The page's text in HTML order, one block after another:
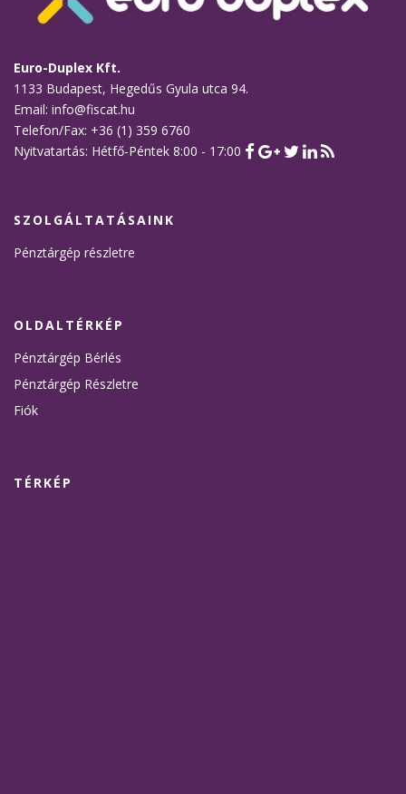
Euro-Duplex Kft.
1133 Budapest, Hegedűs Gyula utca 94.
Email: info@fiscat.hu
Telefon/Fax: +36 (1) 359 6760
Nyitvatartás: Hétfő-Péntek 8:00 - 17:00
SZOLGÁLTATÁSAINK
Pénztárgép részletre
OLDALTÉRKÉP
Pénztárgép Bérlés
Pénztárgép Részletre
Fiók
TÉRKÉP